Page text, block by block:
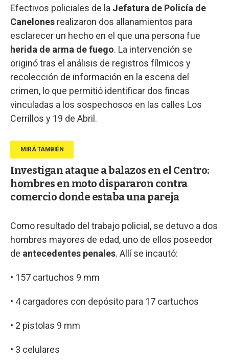
Efectivos policiales de la Jefatura de Policía de
Canelones realizaron dos allanamientos para
esclarecer un hecho en el que una persona fue
herida de arma de fuego. La intervención se
originó tras el análisis de registros fílmicos y
recolección de información en la escena del
crimen, lo que permitió identificar dos fincas
vinculadas a los sospechosos en las calles Los
Cerrillos y 19 de Abril.
Investigan ataque a balazos en el Centro:
hombres en moto dispararon contra
comercio donde estaba una pareja
Como resultado del trabajo policial, se detuvo a dos
hombres mayores de edad, uno de ellos poseedor
de antecedentes penales. Allí se incautó:
• 157 cartuchos 9 mm
• 4 cargadores con depósito para 17 cartuchos
• 2 pistolas 9 mm
• 3 celulares